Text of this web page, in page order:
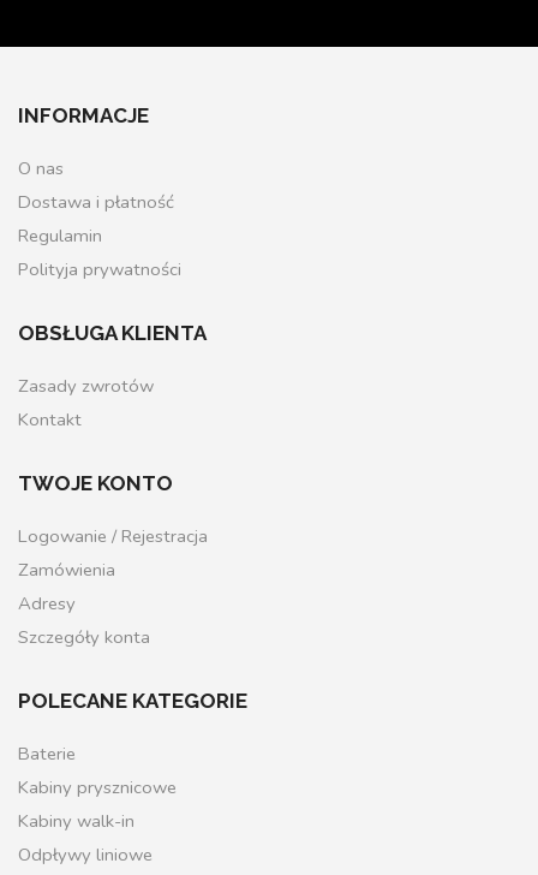
INFORMACJE
O nas
Dostawa i płatność
Regulamin
Polityja prywatności
OBSŁUGA KLIENTA
Zasady zwrotów
Kontakt
TWOJE KONTO
Logowanie / Rejestracja
Zamówienia
Adresy
Szczegóły konta
POLECANE KATEGORIE
Baterie
Kabiny prysznicowe
Kabiny walk-in
Odpływy liniowe